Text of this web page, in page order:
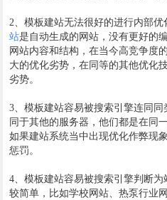
2、模板建站无法很好的进行内部
站是自动生成的网站，没有更好的
网站内容和结构，在当今高竞争度
大的优化劣势，在同等的其他优化
劣势。
3、模板建站容易被搜索引擎连同
同于其他的服务器，他们都是在同
如果建站系统当中出现优化作弊现
惩罚。
4、模板建站容易被搜索引擎判断
较简单，比如学校网站、热泵行业